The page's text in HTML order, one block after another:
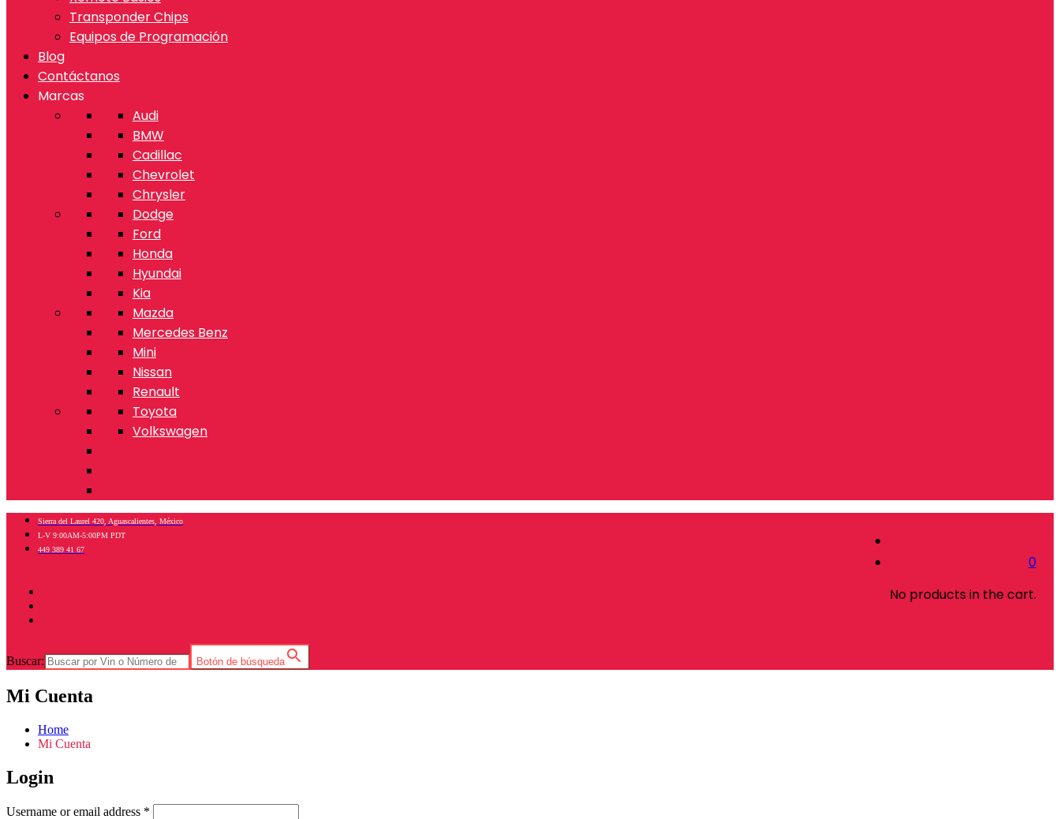
Transponder Chips
Equipos de Programación
Blog
Contáctanos
Marcas
Audi
BMW
Cadillac
Chevrolet
Chrysler
Dodge
Ford
Honda
Hyundai
Kia
Mazda
Mercedes Benz
Mini
Nissan
Renault
Toyota
Volkswagen
0
No products in the cart.
Sierra del Laurel 420, Aguascalientes, México
L-V 9:00AM-5:00PM PDT
449 389 41 67
Buscar: Botón de búsqueda
Mi Cuenta
Home
Mi Cuenta
Login
Username or email address *